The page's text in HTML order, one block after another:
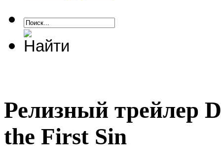
Релизный трейлер
the First Sin